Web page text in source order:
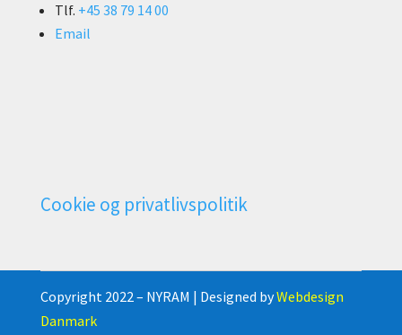
Tlf. +45 38 79 14 00
Email
Cookie og privatlivspolitik
Copyright 2022 – NYRAM | Designed byWebdesign
Danmark